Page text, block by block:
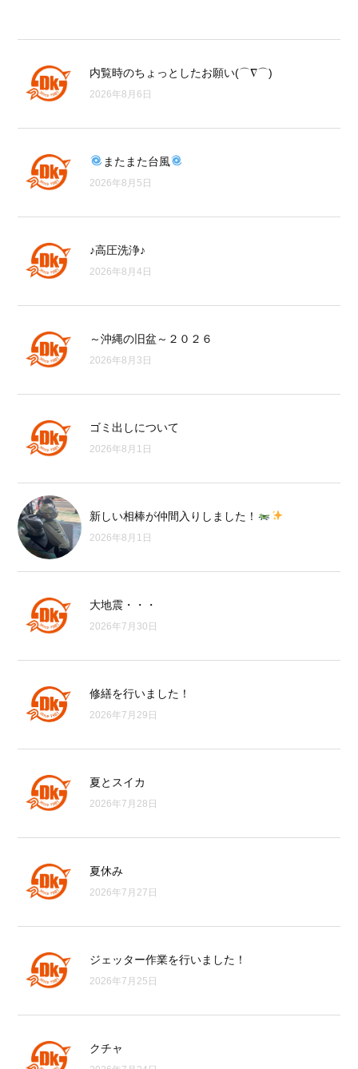
内覧時のちょっとしたお願い(⌒∇⌒)
2026年8月6日
またまた台風
2026年8月5日
♪高圧洗浄♪
2026年8月4日
～沖縄の旧盆～２０２６
2026年8月3日
ゴミ出しについて
2026年8月1日
新しい相棒が仲間入りしました！
2026年8月1日
大地震・・・
2026年7月30日
修繕を行いました！
2026年7月29日
夏とスイカ
2026年7月28日
夏休み
2026年7月27日
ジェッター作業を行いました！
2026年7月25日
クチャ